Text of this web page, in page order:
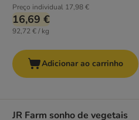
Preço individual 17,98 €
16,69 €
92,72 € / kg
Adicionar ao carrinho
JR Farm sonho de vegetais